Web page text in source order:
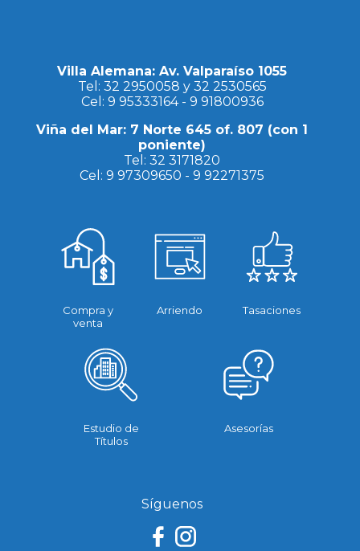
Villa Alemana: Av. Valparaíso 1055
Tel: 32 2950058 y 32 2530565
Cel: 9 95333164- 9 91800936
Viña del Mar: 7 Norte 645 of. 807 (con 1
poniente)
Tel:32 3171820
Cel:9 97309650 -9 92271375
Compra y
venta
Arriendo Tasaciones
Estudio de
Títulos
Asesorías
Síguenos